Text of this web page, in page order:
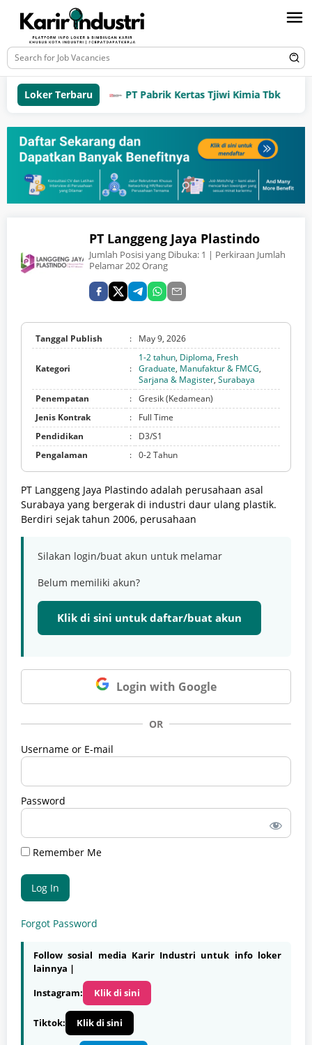
Loker Terbaru PT Pabrik Kertas Tjiwi Kimia Tbk
PT Langgeng Jaya Plastindo
Jumlah Posisi yang Dibuka: 1 | Perkiraan Jumlah
Pelamar 202 Orang
Tanggal Publish : May 9, 2026
Kategori :
1-2 tahun, Diploma, Fresh
Graduate, Manufaktur & FMCG,
Sarjana & Magister, Surabaya
Penempatan
: Gresik (Kedamean)
Jenis Kontrak
:
Full Time
Pendidikan
:
D3/S1
Pengalaman
: 0-2 Tahun
PT Langgeng Jaya Plastindo adalah perusahaan asal
Surabaya yang bergerak di industri daur ulang plastik.
Berdiri sejak tahun 2006, perusahaan
Silakan login/buat akun untuk melamar
Belum memiliki akun?
Klik di sini untuk daftar/buat akun
Login with Google
OR
Username or E-mail
Password
Remember Me
Forgot Password
Follow sosial media Karir Industri untuk info loker
lainnya |
Instagram:
Klik di sini
Tiktok: Klik di sini